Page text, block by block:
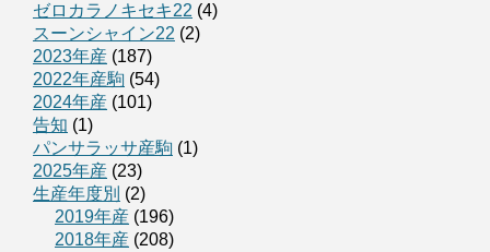
ゼロカラノキセキ22 (4)
スーンシャイン22 (2)
2023年産 (187)
2022年産駒 (54)
2024年産 (101)
告知 (1)
パンサラッサ産駒 (1)
2025年産 (23)
生産年度別 (2)
2019年産 (196)
2018年産 (208)